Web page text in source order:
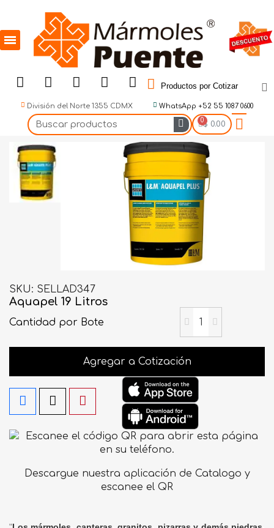
Productos por Cotizar
División del Norte 1355 CDMX WhatsApp +52 55 1087 0600
$ 0.00
SKU SELLAD347
Aquapel 19 Litros
Cantidad por Bote
Agregar a Cotización
Descargue nuestra aplicación de Catalogo y
escanee el QR